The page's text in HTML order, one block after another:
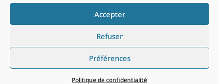
Accepter
Refuser
Préférences
Politique de confidentialité
Tous droits réservés : ©Lycée Publique Maritime du
Guilvinec 2020 - Réalisation : ©Agence Sea to sea